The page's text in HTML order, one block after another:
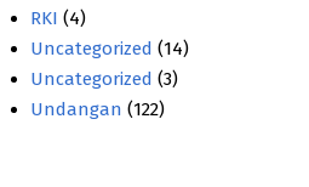
RKI (4)
Uncategorized (14)
Uncategorized (3)
Undangan (122)